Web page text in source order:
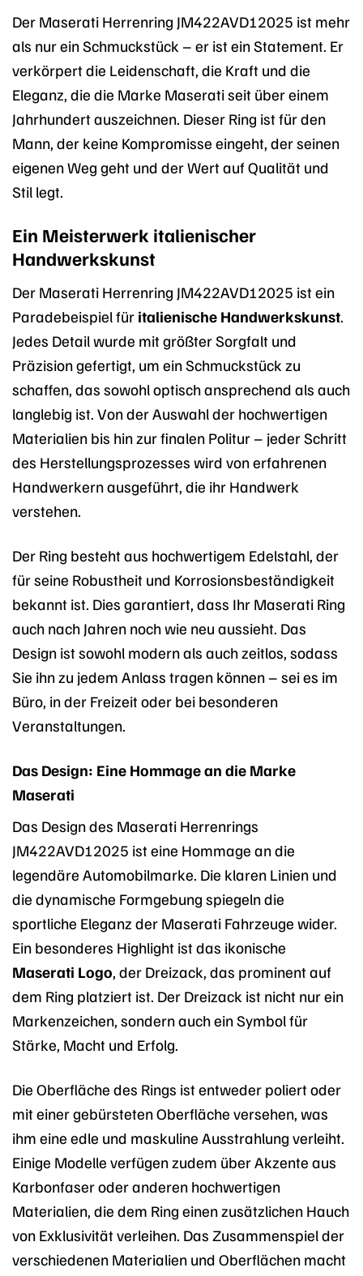
Der Maserati Herrenring JM422AVD12025 ist mehr
als nur ein Schmuckstück – er ist ein Statement. Er
verkörpert die Leidenschaft, die Kraft und die
Eleganz, die die Marke Maserati seit über einem
Jahrhundert auszeichnen. Dieser Ring ist für den
Mann, der keine Kompromisse eingeht, der seinen
eigenen Weg geht und der Wert auf Qualität und
Stil legt.
Ein Meisterwerk italienischer
Handwerkskunst
Der Maserati Herrenring JM422AVD12025 ist ein
Paradebeispiel für italienische Handwerkskunst.
Jedes Detail wurde mit größter Sorgfalt und
Präzision gefertigt, um ein Schmuckstück zu
schaffen, das sowohl optisch ansprechend als auch
langlebig ist. Von der Auswahl der hochwertigen
Materialien bis hin zur finalen Politur – jeder Schritt
des Herstellungsprozesses wird von erfahrenen
Handwerkern ausgeführt, die ihr Handwerk
verstehen.
Der Ring besteht aus hochwertigem Edelstahl, der
für seine Robustheit und Korrosionsbeständigkeit
bekannt ist. Dies garantiert, dass Ihr Maserati Ring
auch nach Jahren noch wie neu aussieht. Das
Design ist sowohl modern als auch zeitlos, sodass
Sie ihn zu jedem Anlass tragen können – sei es im
Büro, in der Freizeit oder bei besonderen
Veranstaltungen.
Das Design: Eine Hommage an die Marke
Maserati
Das Design des Maserati Herrenrings
JM422AVD12025 ist eine Hommage an die
legendäre Automobilmarke. Die klaren Linien und
die dynamische Formgebung spiegeln die
sportliche Eleganz der Maserati Fahrzeuge wider.
Ein besonderes Highlight ist das ikonische
Maserati Logo, der Dreizack, das prominent auf
dem Ring platziert ist. Der Dreizack ist nicht nur ein
Markenzeichen, sondern auch ein Symbol für
Stärke, Macht und Erfolg.
Die Oberfläche des Rings ist entweder poliert oder
mit einer gebürsteten Oberfläche versehen, was
ihm eine edle und maskuline Ausstrahlung verleiht.
Einige Modelle verfügen zudem über Akzente aus
Karbonfaser oder anderen hochwertigen
Materialien, die dem Ring einen zusätzlichen Hauch
von Exklusivität verleihen. Das Zusammenspiel der
verschiedenen Materialien und Oberflächen macht